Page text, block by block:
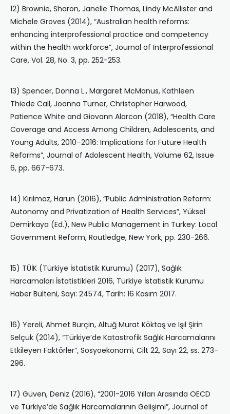
12) Brownie, Sharon, Janelle Thomas, Lindy McAllister and
Michele Groves (2014), “Australian health reforms:
enhancing interprofessional practice and competency
within the health workforce”, Journal of Interprofessional
Care, Vol. 28, No. 3, pp. 252-253.
13) Spencer, Donna L., Margaret McManus, Kathleen
Thiede Call, Joanna Turner, Christopher Harwood,
Patience White and Giovann Alarcon (2018), “Health Care
Coverage and Access Among Children, Adolescents, and
Young Adults, 2010–2016: Implications for Future Health
Reforms”, Journal of Adolescent Health, Volume 62, Issue
6, pp. 667-673.
14) Kırılmaz, Harun (2016), “Public Administration Reform:
Autonomy and Privatization of Health Services”, Yüksel
Demirkaya (Ed.), New Public Management in Turkey: Local
Government Reform, Routledge, New York, pp. 230-266.
15) TÜİK (Türkiye İstatistik Kurumu) (2017), Sağlık
Harcamaları İstatistikleri 2016, Türkiye İstatistik Kurumu
Haber Bülteni, Sayı: 24574, Tarih: 16 Kasım 2017.
16) Yereli, Ahmet Burçin, Altuğ Murat Köktaş ve Işıl Şirin
Selçuk (2014), “Türkiye’de Katastrofik Sağlık Harcamalarını
Etkileyen Faktörler”, Sosyoekonomi, Cilt 22, Sayı 22, ss. 273-
296.
17) Güven, Deniz (2016), “2001-2016 Yılları Arasında OECD
ve Türkiye’de Sağlık Harcamalarının Gelişimi”, Journal of